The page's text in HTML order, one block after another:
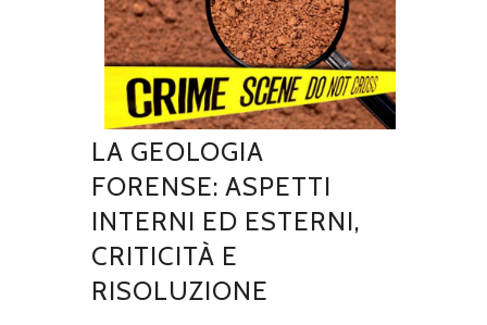
LA GEOLOGIA
FORENSE: ASPETTI
INTERNI ED ESTERNI,
CRITICITÀ E
RISOLUZIONE